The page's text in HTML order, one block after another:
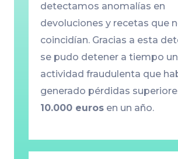
detectamos anomalías en
devoluciones y recetas que
coincidían. Gracias a esta
se pudo detener a tiempo
actividad fraudulenta que
generado pérdidas
10.000 eurosen un año.